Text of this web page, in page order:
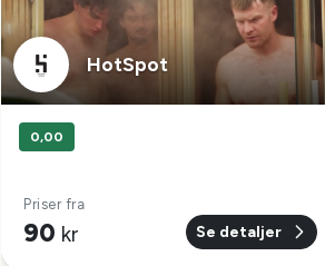
HotSpot
0,00
Priser fra
90 kr Se detaljer